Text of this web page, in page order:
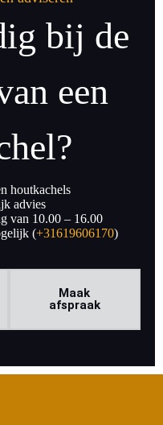
bij de
een
houtkachels
advies
van 10.00 – 16.00
(+31619606170)
Maak
afspraak